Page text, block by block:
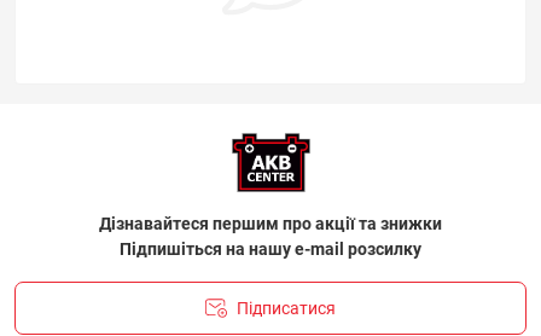
Дізнавайтеся першим про акції та знижки
Підпишіться на нашу e-mail розсилку
Підписатися